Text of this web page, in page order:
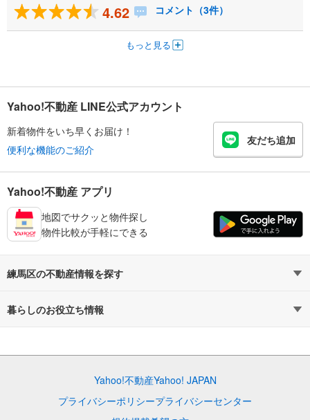
4.62 コメント（3件）
もっと見る
Yahoo!不動産 LINE公式アカウント
新着物件をいち早くお届け！
便利な機能のご紹介
友だち追加
Yahoo!不動産 アプリ
地図でサクッと物件探し
物件比較が手軽にできる
練馬区の不動産情報を探す
不動産・住宅
中古一戸建て
暮らしのお役立ち情報
Yahoo!不動産Yahoo! JAPAN
プライバシーポリシープライバシーセンター